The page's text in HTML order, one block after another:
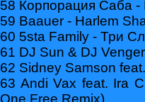
58 Корпорация Саба -
59 Baauer - Harlem
60 5sta Family - Три
61 DJ Sun & DJ
62 Sidney Samson
63 Andi Vax feat. Ira
One Free Remix)